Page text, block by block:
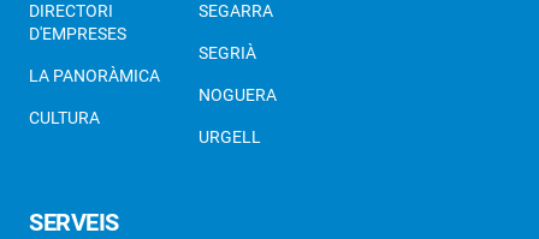
DIRECTORI
D'EMPRESES
LA PANORÀMICA
CULTURA
SEGARRA
SEGRIÀ
NOGUERA
URGELL
SERVEIS